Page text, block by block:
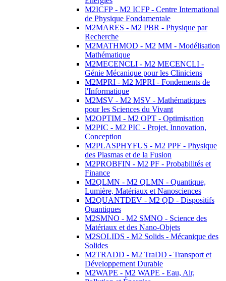
M2ICFP - M2 ICFP - Centre International
de Physique Fondamentale
M2MARES - M2 PBR - Physique par
Recherche
M2MATHMOD - M2 MM - Modélisation
Mathématique
M2MECENCLI - M2 MECENCLI -
Génie Mécanique pour les Cliniciens
M2MPRI - M2 MPRI - Fondements de
l'Informatique
M2MSV - M2 MSV - Mathématiques
pour les Sciences du Vivant
M2OPTIM - M2 OPT - Optimisation
M2PIC - M2 PIC - Projet, Innovation,
Conception
M2PLASPHYFUS - M2 PPF - Physique
des Plasmas et de la Fusion
M2PROBFIN - M2 PF - Probabilités et
Finance
M2QLMN - M2 QLMN - Quantique,
Lumière, Matériaux et Nanosciences
M2QUANTDEV - M2 QD - Dispositifs
Quantiques
M2SMNO - M2 SMNO - Science des
Matériaux et des Nano-Objets
M2SOLIDS - M2 Solids - Mécanique des
Solides
M2TRADD - M2 TraDD - Transport et
Développement Durable
M2WAPE - M2 WAPE - Eau, Air,